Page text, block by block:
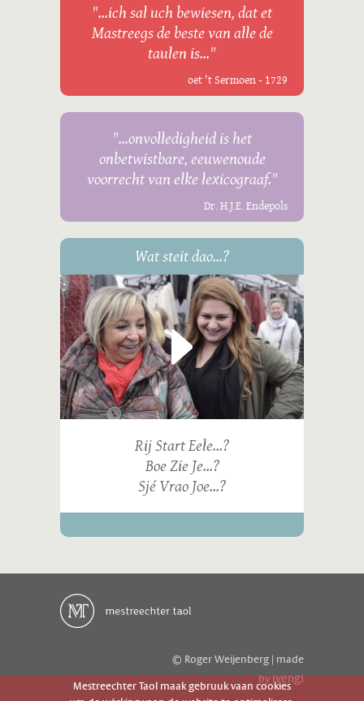
"...ich sal uch bewiesen, dat et
Mastreegs de beste van alle de
taulen is..."
oet 't Sermoen - 1729
"...onvolledigheid is het
onbetwistbare, eeuwenoude
voorrecht van elke lexicograaf."
Dr. H.J.E. Endepols
Wat steit dao...?
Rij Start Eele...?
Boe Zie Je...?
Sjé Vrao Joe...?
© Roger Weijenberg | made
byivengi
Mestreechter Taol maak gebruuk vaan cookies